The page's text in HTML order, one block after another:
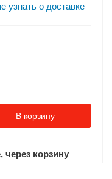
узнать о доставке
В корзину
через корзину